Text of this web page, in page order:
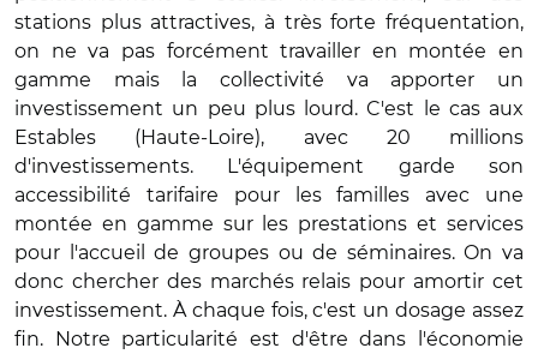
stations plus attractives, à très forte fréquentation,
on ne va pas forcément travailler en montée en
gamme mais la collectivité va apporter un
investissement un peu plus lourd. C'est le cas aux
Estables (Haute-Loire), avec 20 millions
d'investissements. L'équipement garde son
accessibilité tarifaire pour les familles avec une
montée en gamme sur les prestations et services
pour l'accueil de groupes ou de séminaires. On va
donc chercher des marchés relais pour amortir cet
investissement. À chaque fois, c'est un dosage assez
fin. Notre particularité est d'être dans l'économie